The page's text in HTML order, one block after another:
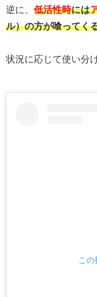
逆に、 低活性時には
ル）の方が喰ってく
状況に応じて使い分
こ